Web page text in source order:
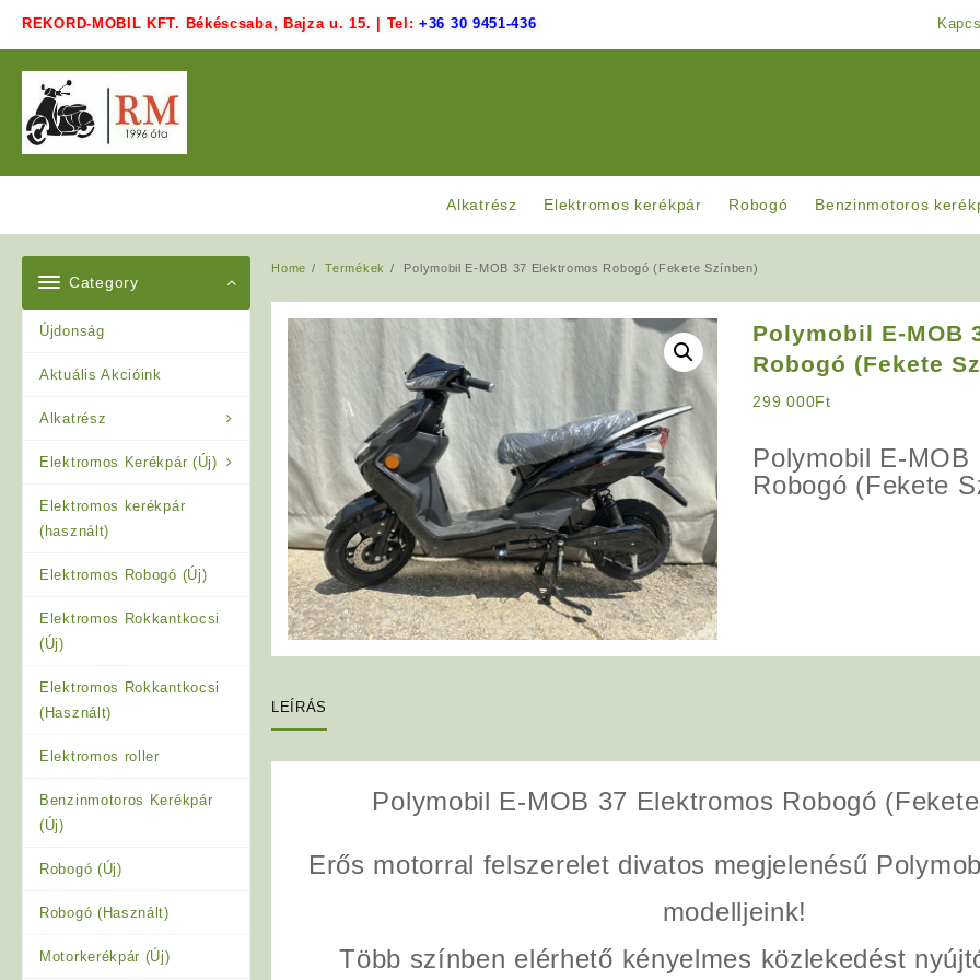
REKORD-MOBIL KFT. Békéscsaba, Bajza u. 15. | Tel:+36 30 9451-436
Alkatrész Elektromos kerékpár Robogó Benzinmotoros
Category
Újdonság
Aktuális Akcióink
Alkatrész
Elektromos Kerékpár (Új)
Elektromos kerékpár
(használt)
Elektromos Robogó (Új)
Elektromos Rokkantkocsi
(Új)
Elektromos Rokkantkocsi
(Használt)
Elektromos roller
Benzinmotoros Kerékpár
(Új)
Robogó (Új)
Robogó (Használt)
Motorkerékpár (Új)
Home Termékek Polymobil E-MOB 37 Elektromos Robogó (Fekete Színben)
Polymobil E-MOB
Robogó (Fekete
299 000Ft
Polymobil E-MOB
Robogó (Fekete
LEÍRÁS
Polymobil E-MOB 37 Elektromos Robogó
Erős motorral felszerelet divatos megjelenésű
modelljeink!
Több színben elérhető kényelmes közlekedést